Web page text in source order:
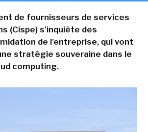
de fournisseurs de services
(Cispe) s'inquiète des
de l'entreprise, qui vont
stratégie souveraine dans le
computing.